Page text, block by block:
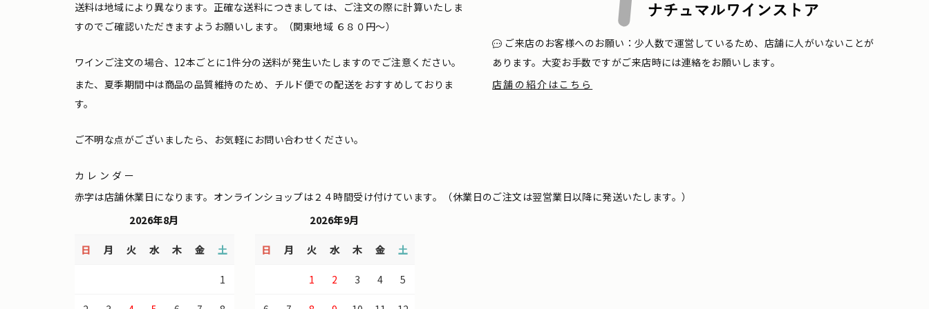
送料は地域により異なります。正確な送料につきましては、ご注文の際に計算いたしま
すのでご確認いただきますようお願いします。（関東地域 ６８０円〜）
ワインご注文の場合、12本ごとに1件分の送料が発生いたしますのでご注意ください。
また、夏季期間中は商品の品質維持のため、チルド便での配送をおすすめしておりま
す。
ご不明な点がございましたら、お気軽にお問い合わせください。
ご来店のお客様へのお願い：少人数で運営しているため、店舗に人がいないことが
あります。大変お手数ですがご来店時には連絡をお願いします。
店舗の紹介はこちら
カレンダー
赤字は店舗休業日になります。オンラインショップは２４時間受け付けています。（休業日のご注文は翌営業日以降に発送いたします。）
2026年8月
日 月 火 水 木 金 土
1
2026年9月
日 月 火 水 木 金 土
1 2 3 4 5